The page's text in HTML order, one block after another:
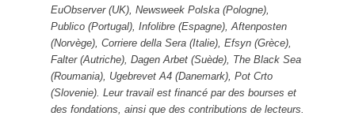
EuObserver (UK), Newsweek Polska (Pologne),
Publico (Portugal), Infolibre (Espagne), Aftenposten
(Norvège), Corriere della Sera (Italie), Efsyn (Grèce),
Falter (Autriche), Dagen Arbet (Suède), The Black Sea
(Roumania), Ugebrevet A4 (Danemark), Pot Crto
(Slovenie). Leur travail est financé par des bourses et
des fondations, ainsi que des contributions de lecteurs.